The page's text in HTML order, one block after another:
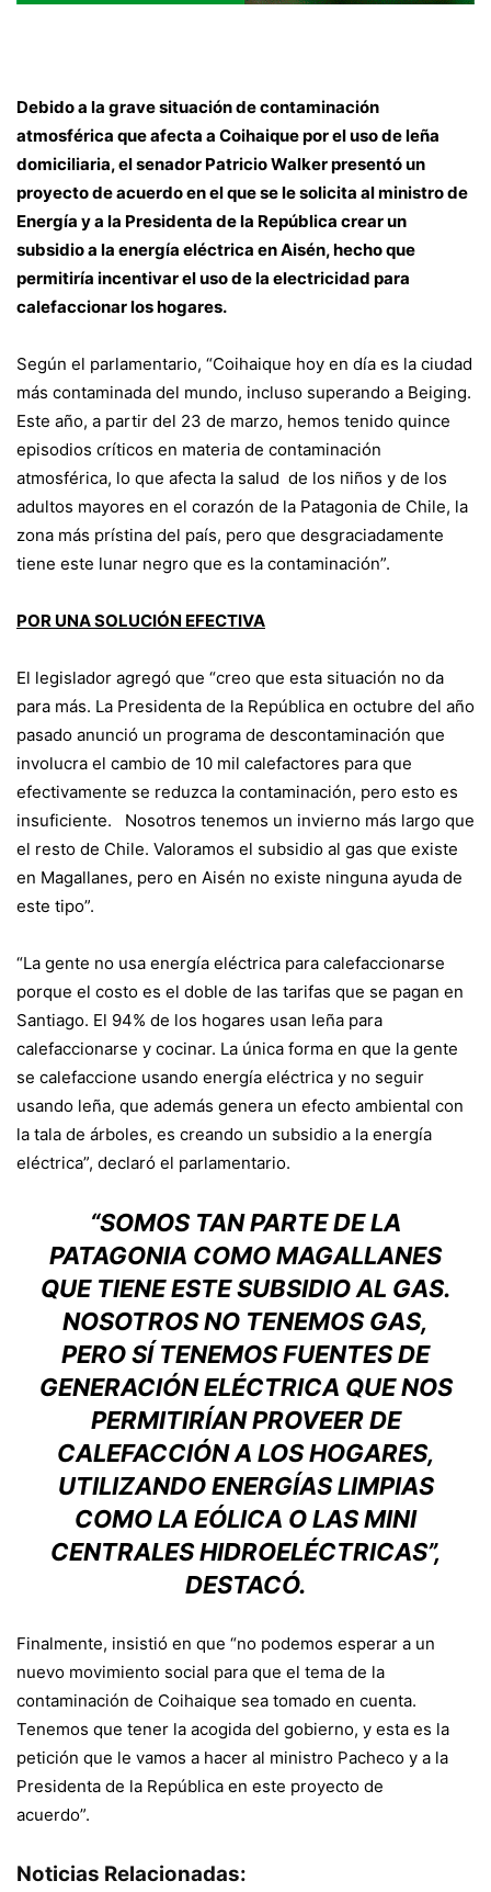
Debido a la grave situación de contaminación
atmosférica que afecta a Coihaique por el uso de leña
domiciliaria, el senador Patricio Walker presentó un
proyecto de acuerdo en el que se le solicita al ministro de
Energía y a la Presidenta de la República crear un
subsidio a la energía eléctrica en Aisén, hecho que
permitiría incentivar el uso de la electricidad para
calefaccionar los hogares.
Según el parlamentario, “Coihaique hoy en día es la ciudad
más contaminada del mundo, incluso superando a Beiging.
Este año, a partir del 23 de marzo, hemos tenido quince
episodios críticos en materia de contaminación
atmosférica, lo que afecta la salud de los niños y de los
adultos mayores en el corazón de la Patagonia de Chile, la
zona más prístina del país, pero que desgraciadamente
tiene este lunar negro que es la contaminación”.
POR UNA SOLUCIÓN EFECTIVA
El legislador agregó que “creo que esta situación no da
para más. La Presidenta de la República en octubre del año
pasado anunció un programa de descontaminación que
involucra el cambio de 10 mil calefactores para que
efectivamente se reduzca la contaminación, pero esto es
insuficiente. Nosotros tenemos un invierno más largo que
el resto de Chile. Valoramos el subsidio al gas que existe
en Magallanes, pero en Aisén no existe ninguna ayuda de
este tipo”.
“La gente no usa energía eléctrica para calefaccionarse
porque el costo es el doble de las tarifas que se pagan en
Santiago. El 94% de los hogares usan leña para
calefaccionarse y cocinar. La única forma en que la gente
se calefaccione usando energía eléctrica y no seguir
usando leña, que además genera un efecto ambiental con
la tala de árboles, es creando un subsidio a la energía
eléctrica”, declaró el parlamentario.
“SOMOS TAN PARTE DE LA
PATAGONIA COMO MAGALLANES
QUE TIENE ESTE SUBSIDIO AL GAS.
NOSOTROS NO TENEMOS GAS,
PERO SÍ TENEMOS FUENTES DE
GENERACIÓN ELÉCTRICA QUE NOS
PERMITIRÍAN PROVEER DE
CALEFACCIÓN A LOS HOGARES,
UTILIZANDO ENERGÍAS LIMPIAS
COMO LA EÓLICA O LAS MINI
CENTRALES HIDROELÉCTRICAS”,
DESTACÓ.
Finalmente, insistió en que “no podemos esperar a un
nuevo movimiento social para que el tema de la
contaminación de Coihaique sea tomado en cuenta.
Tenemos que tener la acogida del gobierno, y esta es la
petición que le vamos a hacer al ministro Pacheco y a la
Presidenta de la República en este proyecto de
acuerdo”.
Noticias Relacionadas: